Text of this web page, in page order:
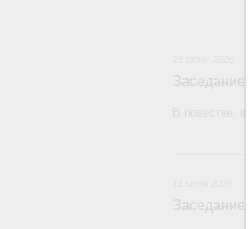
Заседание